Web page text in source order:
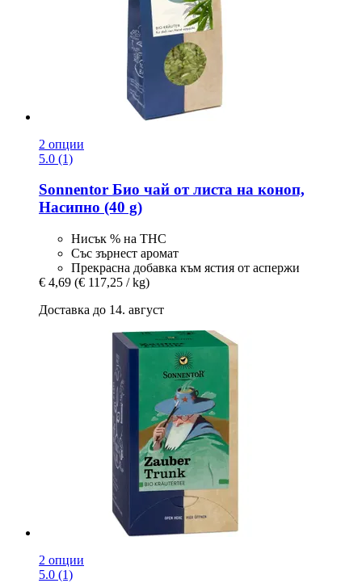
2 опции
5.0 (1)
Sonnentor Био чай от листа на коноп,
Насипно (40 g)
Нисък % на THC
Със зърнест аромат
Прекрасна добавка към ястия от аспержи
€ 4,69 (€ 117,25 / kg)
Доставка до 14. август
2 опции
5.0 (1)